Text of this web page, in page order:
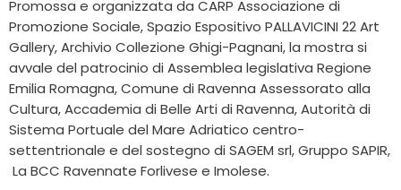
Promossa e organizzata da CARP Associazione di
Promozione Sociale, Spazio Espositivo PALLAVICINI 22 Art
Gallery, Archivio Collezione Ghigi-Pagnani, la mostra si
avvale del patrocinio di Assemblea legislativa Regione
Emilia Romagna, Comune di Ravenna Assessorato alla
Cultura, Accademia di Belle Arti di Ravenna, Autorità di
Sistema Portuale del Mare Adriatico centro-
settentrionale e del sostegno di SAGEM srl, Gruppo SAPIR,
La BCC Ravennate Forlivese e Imolese.